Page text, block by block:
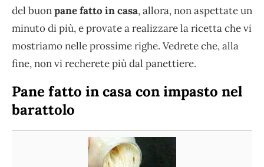
del buonpane fatto in casa, allora, non aspettate un
minuto di più, e provate a realizzare la ricetta che vi
mostriamo nelle prossime righe. Vedrete che, alla
fine, non vi recherete più dal panettiere.
Pane fatto in casa con impasto nel
barattolo